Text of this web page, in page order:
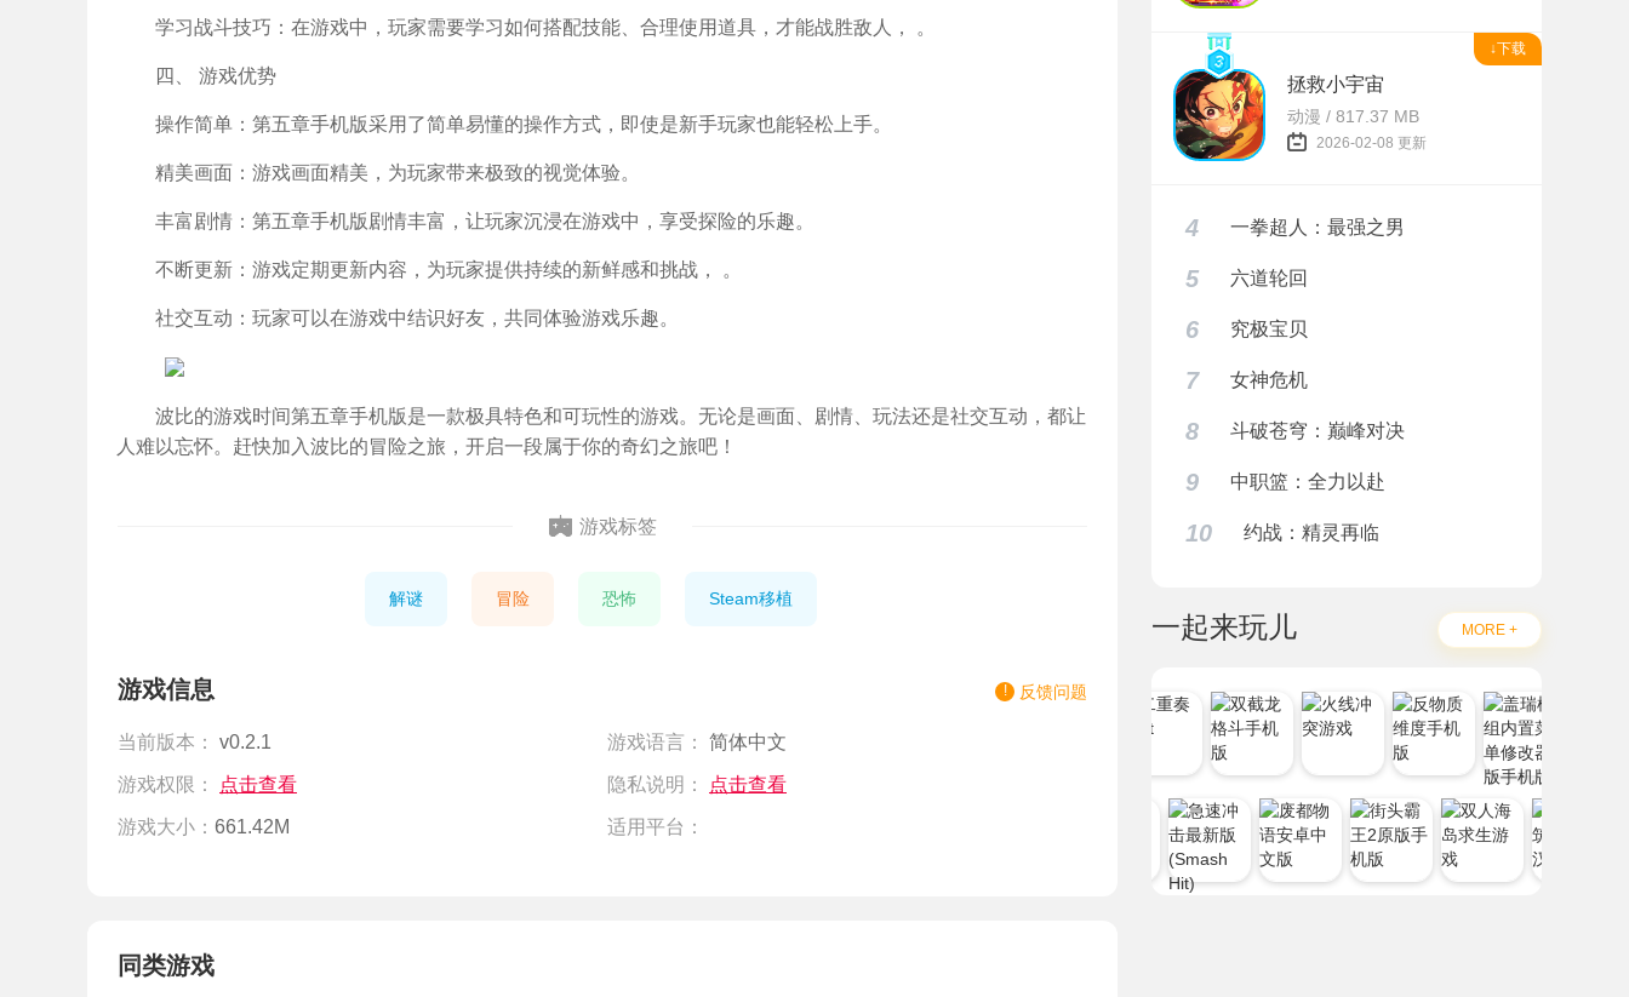
学习战斗技巧：在游戏中，玩家需要学习如何搭配技能、合理使用道具，才能战胜敌人， 。
四、 游戏优势
操作简单：第五章手机版采用了简单易懂的操作方式，即使是新手玩家也能轻松上手。
精美画面：游戏画面精美，为玩家带来极致的视觉体验。
丰富剧情：第五章手机版剧情丰富，让玩家沉浸在游戏中，享受探险的乐趣。
不断更新：游戏定期更新内容，为玩家提供持续的新鲜感和挑战， 。
社交互动：玩家可以在游戏中结识好友，共同体验游戏乐趣。
波比的游戏时间第五章手机版是一款极具特色和可玩性的游戏。无论是画面、剧情、玩法还是社交互动，都让
人难以忘怀。赶快加入波比的冒险之旅，开启一段属于你的奇幻之旅吧！
游戏标签
解谜 冒险 恐怖 Steam移植
游戏信息 反馈问题
当前版本： v0.2.1 游戏语言： 简体中文
游戏权限： 点击查看 隐私说明： 点击查看
游戏大小： 661.42M 适用平台：
同类游戏
↓下载
拯救小宇宙
动漫 / 817.37 MB
2026-02-08 更新
4 一拳超人：最强之男
5 六道轮回
6 究极宝贝
7 女神危机
8 斗破苍穹：巅峰对决
9 中职篮：全力以赴
10 约战：精灵再临
一起来玩儿 MORE +